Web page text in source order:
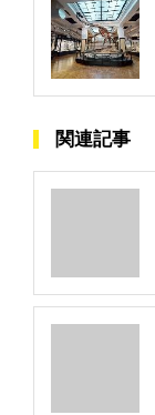
関連記事